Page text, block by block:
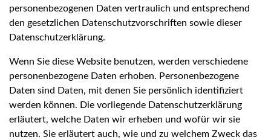
personenbezogenen Daten vertraulich und entsprechend
den gesetzlichen Datenschutzvorschriften sowie dieser
Datenschutzerklärung.
Wenn Sie diese Website benutzen, werden verschiedene
personenbezogene Daten erhoben. Personenbezogene
Daten sind Daten, mit denen Sie persönlich identifiziert
werden können. Die vorliegende Datenschutzerklärung
erläutert, welche Daten wir erheben und wofür wir sie
nutzen. Sie erläutert auch, wie und zu welchem Zweck das